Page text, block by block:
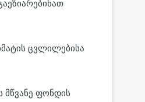
ცვლილებისა
ფონდის